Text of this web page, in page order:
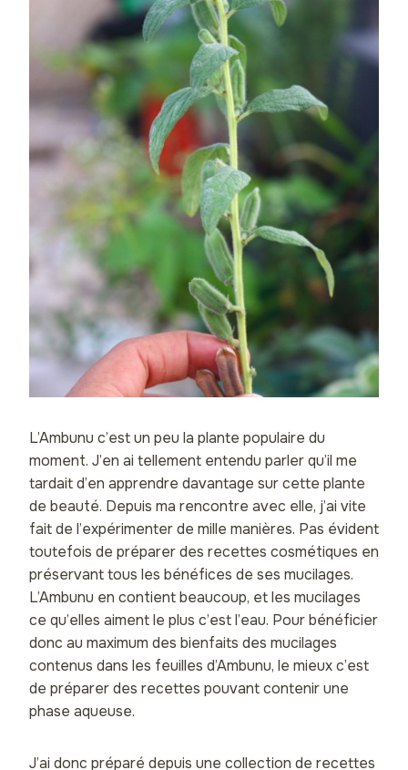
L’Ambunu c’est un peu la plante populaire du
moment. J’en ai tellement entendu parler qu’il me
tardait d’en apprendre davantage sur cette plante
de beauté. Depuis ma rencontre avec elle, j’ai vite
fait de l’expérimenter de mille manières. Pas évident
toutefois de préparer des recettes cosmétiques en
préservant tous les bénéfices de ses mucilages.
L’Ambunu en contient beaucoup, et les mucilages
ce qu’elles aiment le plus c’est l’eau. Pour bénéficier
donc au maximum des bienfaits des mucilages
contenus dans les feuilles d’Ambunu, le mieux c’est
de préparer des recettes pouvant contenir une
phase aqueuse.
J’ai donc préparé depuis une collection de recettes